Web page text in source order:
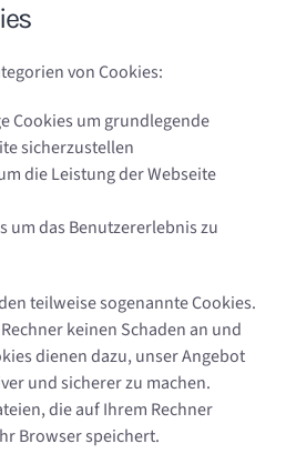
von Cookies:
Cookies um grundlegende
sicherzustellen
die Leistung der Webseite
um das Benutzererlebnis zu
teilweise sogenannte Cookies.
keinen Schaden an und
dienen dazu, unser Angebot
und sicherer zu machen.
die auf Ihrem Rechner
Browser speichert.